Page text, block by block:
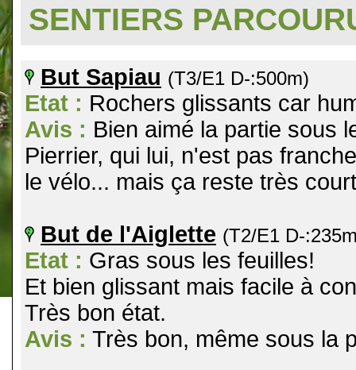
SENTIERS
But Sapiau (T3/E1 D-:500m)
Etat : Rochers glissants car
Avis : Bien aimé la partie sous
Pierrier, qui lui, n'est pas
le vélo... mais ça reste très
But de l'Aiglette (T2/E1 D-
Etat : Gras sous les feuilles!
Et bien glissant mais facile à
Très bon état.
Avis : Très bon, même sous la